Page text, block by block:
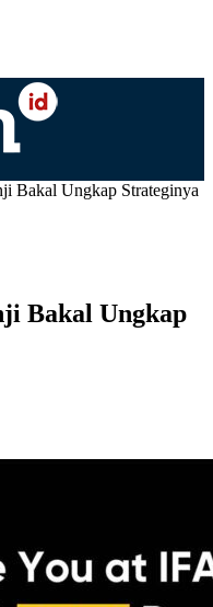
Bakal Ungkap Strateginya
Bakal Ungkap